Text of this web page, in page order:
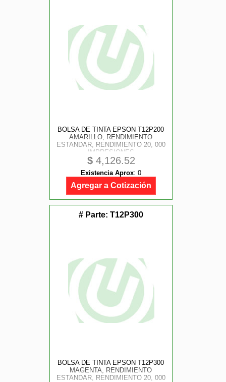
BOLSA DE TINTA EPSON T12P200
AMARILLO, RENDIMIENTO
ESTANDAR, RENDIMIENTO 20, 000
IMPRESIONES
$4,126.52
Existencia Aprox: 0
Agregar a Cotización
# Parte: T12P300
BOLSA DE TINTA EPSON T12P300
MAGENTA, RENDIMIENTO
ESTANDAR, RENDIMIENTO 20, 000